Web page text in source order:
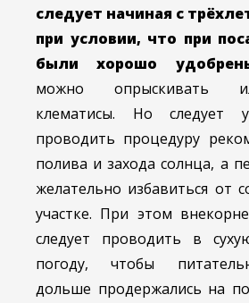
следует начиная с
при условии, что при
были хорошо
можно опрыскивать
клематисы. Но следует
проводить процедуру
полива и захода солнца, а
желательно избавиться от
участке. При этом
следует проводить в
погоду, чтобы
дольше продержались на